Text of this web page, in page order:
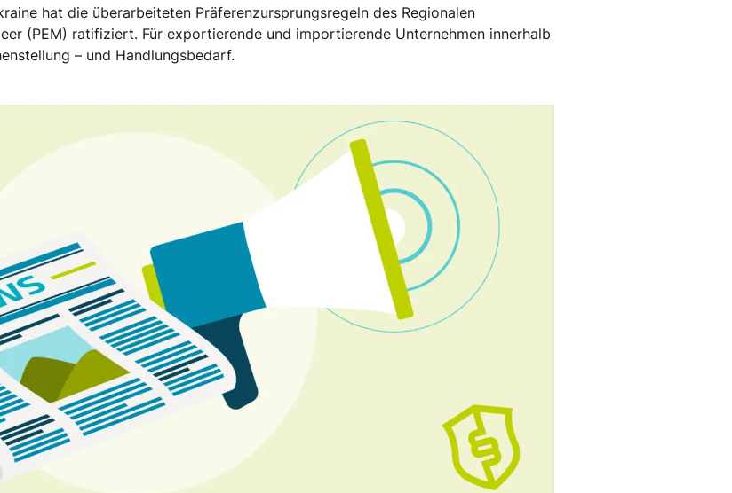
hat die überarbeiteten Präferenzursprungsregeln des Regionalen
(PEM) ratifiziert. Für exportierende und importierende Unternehmen innerhalb
– und Handlungsbedarf.